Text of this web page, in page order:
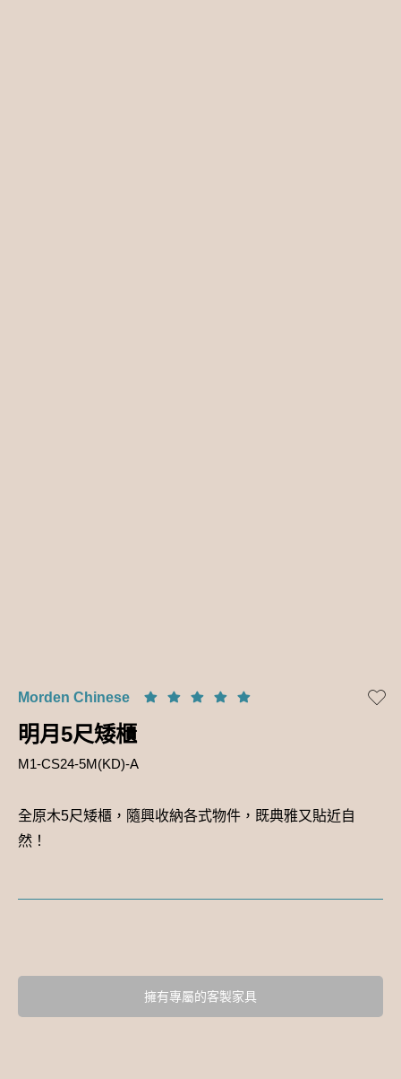
Morden Chinese
明月5尺矮櫃
M1-CS24-5M(KD)-A
全原木5尺矮櫃，隨興收納各式物件，既典雅又貼近自
然！
擁有專屬的客製家具